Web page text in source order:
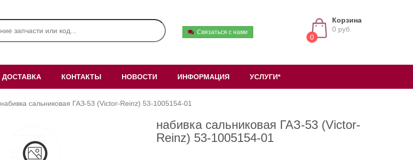
Связаться с нами
0
Корзина
0 руб.
ДОСТАВКА КОНТАКТЫ НОВОСТИ ИНФОРМАЦИЯ УСЛУГИ*
набивка сальниковая ГАЗ-53 (Victor-Reinz) 53-1005154-01
набивка сальниковая ГАЗ-53 (Victor-
Reinz) 53-1005154-01